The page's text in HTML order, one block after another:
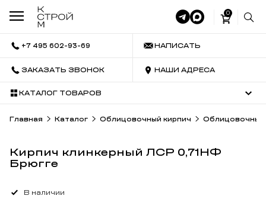
0
+7 495 602-93-69 НАПИСАТЬ
ЗАКАЗАТЬ ЗВОНОК НАШИ АДРЕСА
КАТАЛОГ ТОВАРОВ
Главная Каталог Облицовочный кирпич Облицовочный
Кирпич клинкерный ЛСР 0,71НФ
Брюгге
В наличии